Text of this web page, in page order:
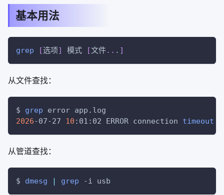
基本用法
grep [选项] 模式 [文件.. . ]
从文件查找：
$ grep error app.log
2026-07-27 10 :01:02 ERROR connection timeout
从管道查找：
$ dmesg grep -i usb